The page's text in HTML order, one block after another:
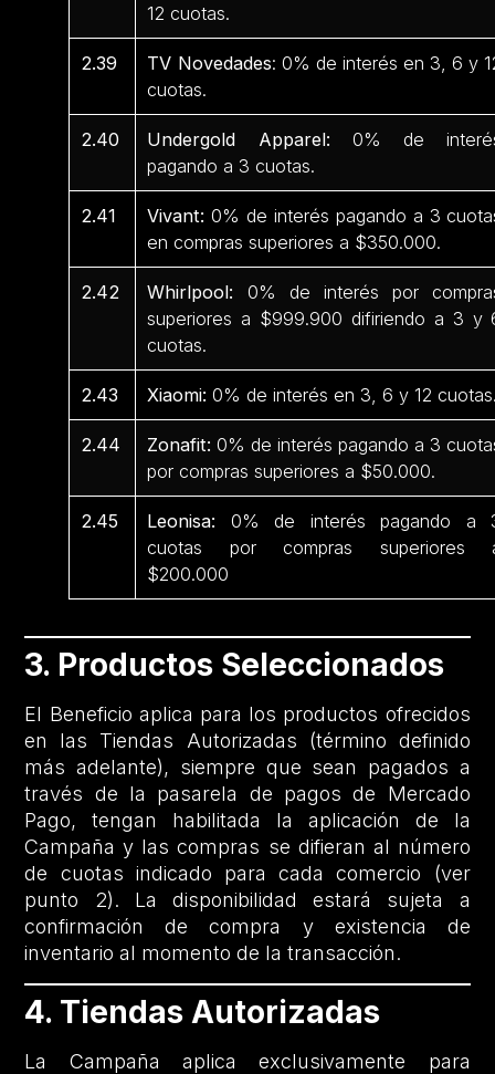
12 cuotas.
2.39 TV Novedades: 0% de interés en 3, 6 y
cuotas.
2.40 Undergold Apparel: 0% de
pagando a 3 cuotas.
2.41 Vivant: 0% de interés pagando a 3
en compras superiores a $350.000.
2.42 Whirlpool: 0% de interés por
superiores a $999.900 difiriendo a 3 y
cuotas.
2.43 Xiaomi: 0% de interés en 3, 6 y 12
2.44 Zonafit: 0% de interés pagando a 3
por compras superiores a $50.000.
2.45 Leonisa: 0% de interés pagando a
cuotas por compras superiores
$200.000
3. Productos Seleccionados
El Beneficio aplica para los productos ofrecidos
en las Tiendas Autorizadas (término definido
más adelante), siempre que sean pagados a
través de la pasarela de pagos de Mercado
Pago, tengan habilitada la aplicación de la
Campaña y las compras se difieran al número
de cuotas indicado para cada comercio (ver
punto 2). La disponibilidad estará sujeta a
confirmación de compra y existencia de
inventario al momento de la transacción.
4. Tiendas Autorizadas
La Campaña aplica exclusivamente para